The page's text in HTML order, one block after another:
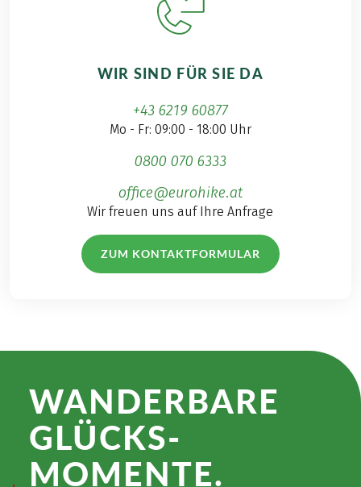
WIR SIND FÜR SIE DA
+43 6219 60877
Mo - Fr: 09:00 - 18:00 Uhr
0800 070 6333
office@eurohike.at
Wir freuen uns auf Ihre Anfrage
ZUM KONTAKTFORMULAR
WANDER­BARE
GLÜCKS­
MOMENTE.